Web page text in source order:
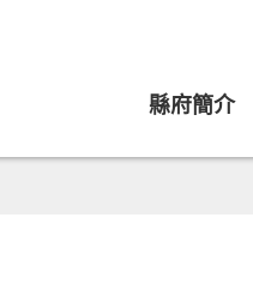
縣府簡介